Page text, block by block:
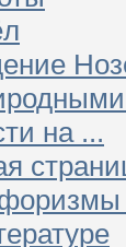
на ...